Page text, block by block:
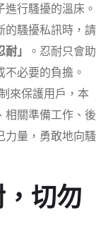
行騷擾的溫床。
的騷擾私訊時，請
」
。忍耐只會助
必要的負擔。
來保護用戶，本
相關準備工作、後
力量，勇敢地向騷
切勿